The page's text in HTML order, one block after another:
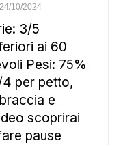
24/10/2024
3/5
ai 60
Pesi: 75%
4 per petto,
e
scoprirai
pause